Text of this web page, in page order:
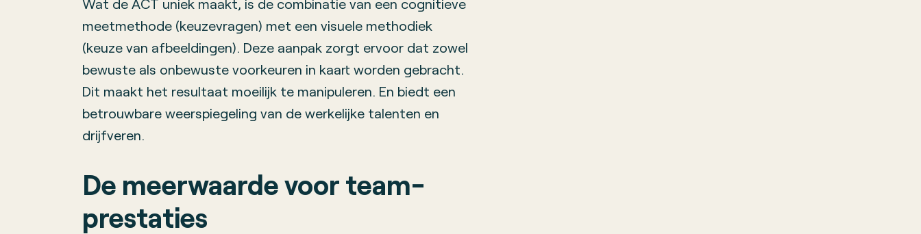
Wat de ACT uniek maakt, is de combinatie van een cognitieve
meetmethode (keuzevragen) met een visuele methodiek
(keuze van afbeeldingen). Deze aanpak zorgt ervoor dat zowel
bewuste als onbewuste voorkeuren in kaart worden gebracht.
Dit maakt het resultaat moeilijk te manipuleren. En biedt een
betrouwbare weerspiegeling van de werkelijke talenten en
drijfveren.
De meerwaarde voor team­
prestaties